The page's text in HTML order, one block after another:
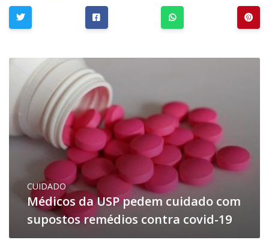
CUIDADO
Médicos da USP pedem cuidado com
supostos remédios contra covid-19